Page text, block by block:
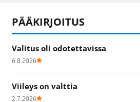
PÄÄKIRJOITUS
Valitus oli odotettavissa
6.8.2026
Viileys on valttia
2.7.2026